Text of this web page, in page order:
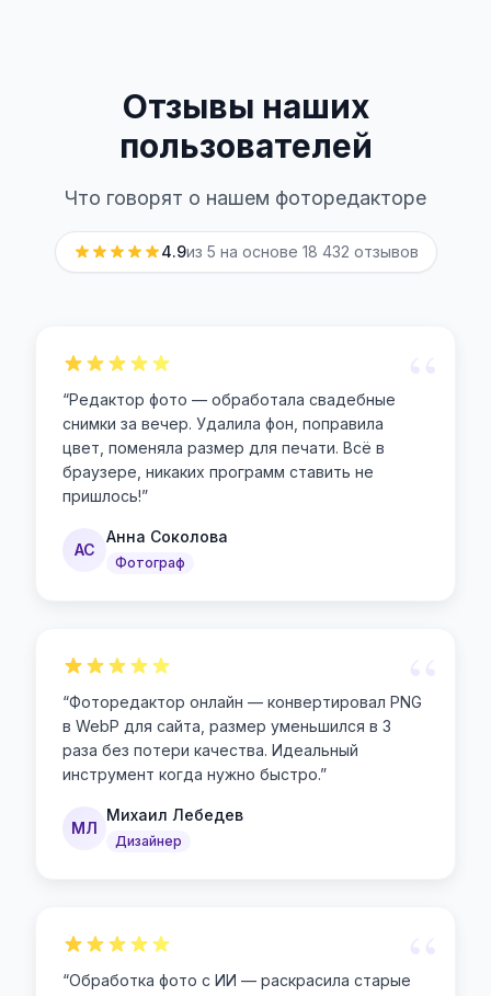
Отзывы наших
пользователей
Что говорят о нашем фоторедакторе
4.9из 5 на основе 18 432 отзывов
“Редактор фото — обработала свадебные
снимки за вечер. Удалила фон, поправила
цвет, поменяла размер для печати. Всё в
браузере, никаких программ ставить не
пришлось!”
АС
Анна Соколова
Фотограф
“
“Фоторедактор онлайн — конвертировал PNG
в WebP для сайта, размер уменьшился в 3
раза без потери качества. Идеальный
инструмент когда нужно быстро.”
МЛ
Михаил Лебедев
Дизайнер
“
“Обработка фото с ИИ — раскрасила старые